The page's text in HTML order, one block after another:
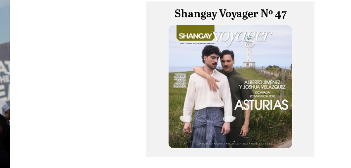
Shangay Voyager Nº 47